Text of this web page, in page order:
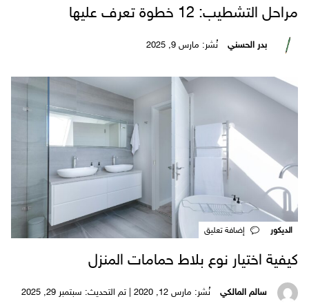
مراحل التشطيب: 12 خطوة تعرف عليها
بدر الحسني نُشر: مارس 9, 2025
الديكور
كيفية اختيار نوع بلاط حمامات المنزل
سالم المالكي نُشر: مارس 12, 2020 | تم التحديث: سبتمبر 29, 2025